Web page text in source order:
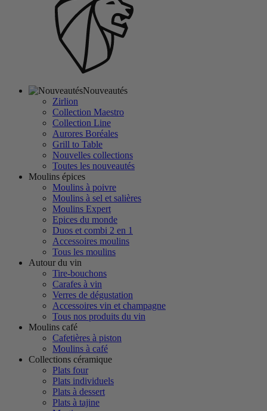
Nouveautés
Zirlion
Collection Maestro
Collection Line
Aurores Boréales
Grill to Table
Nouvelles collections
Toutes les nouveautés
Moulins épices
Moulins à poivre
Moulins à sel et salières
Moulins Expert
Epices du monde
Duos et combi 2 en 1
Accessoires moulins
Tous les moulins
Autour du vin
Tire-bouchons
Carafes à vin
Verres de dégustation
Accessoires vin et champagne
Tous nos produits du vin
Moulins café
Cafetières à piston
Moulins à café
Collections céramique
Plats four
Plats individuels
Plats à dessert
Plats à tajine